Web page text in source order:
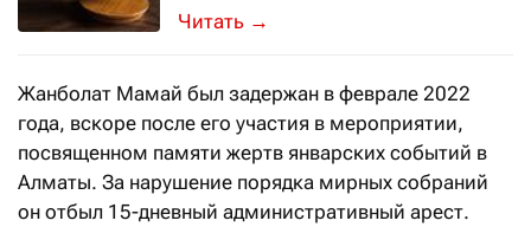
Приговор вынесен по факту
→
Жанболат Мамай был задержан в феврале 2022
года, вскоре после его участия в мероприятии,
посвященном памяти жертв январских событий в
Алматы. За нарушение порядка мирных собраний
он отбыл 15-дневный административный арест.